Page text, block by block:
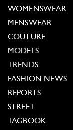
WOMENSWEAR
MENSWEAR
COUTURE
MODELS
TRENDS
FASHION NEWS
REPORTS
STREET
TAGBOOK